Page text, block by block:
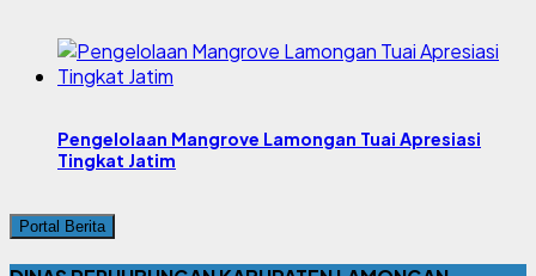
Pengelolaan Mangrove Lamongan Tuai Apresiasi
Tingkat Jatim
Portal Berita